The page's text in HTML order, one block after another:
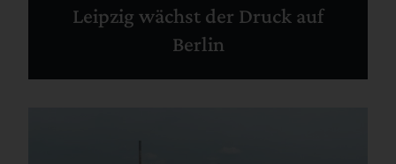
Leipzig wächst der Druck auf
Berlin